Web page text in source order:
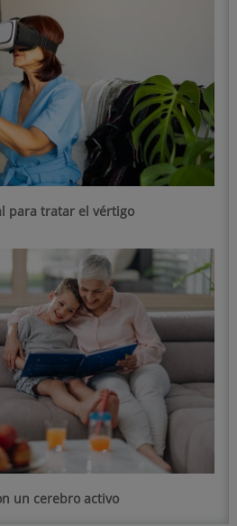
para tratar el vértigo
un cerebro activo